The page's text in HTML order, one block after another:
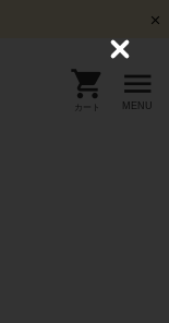
カート MENU
C
o
s